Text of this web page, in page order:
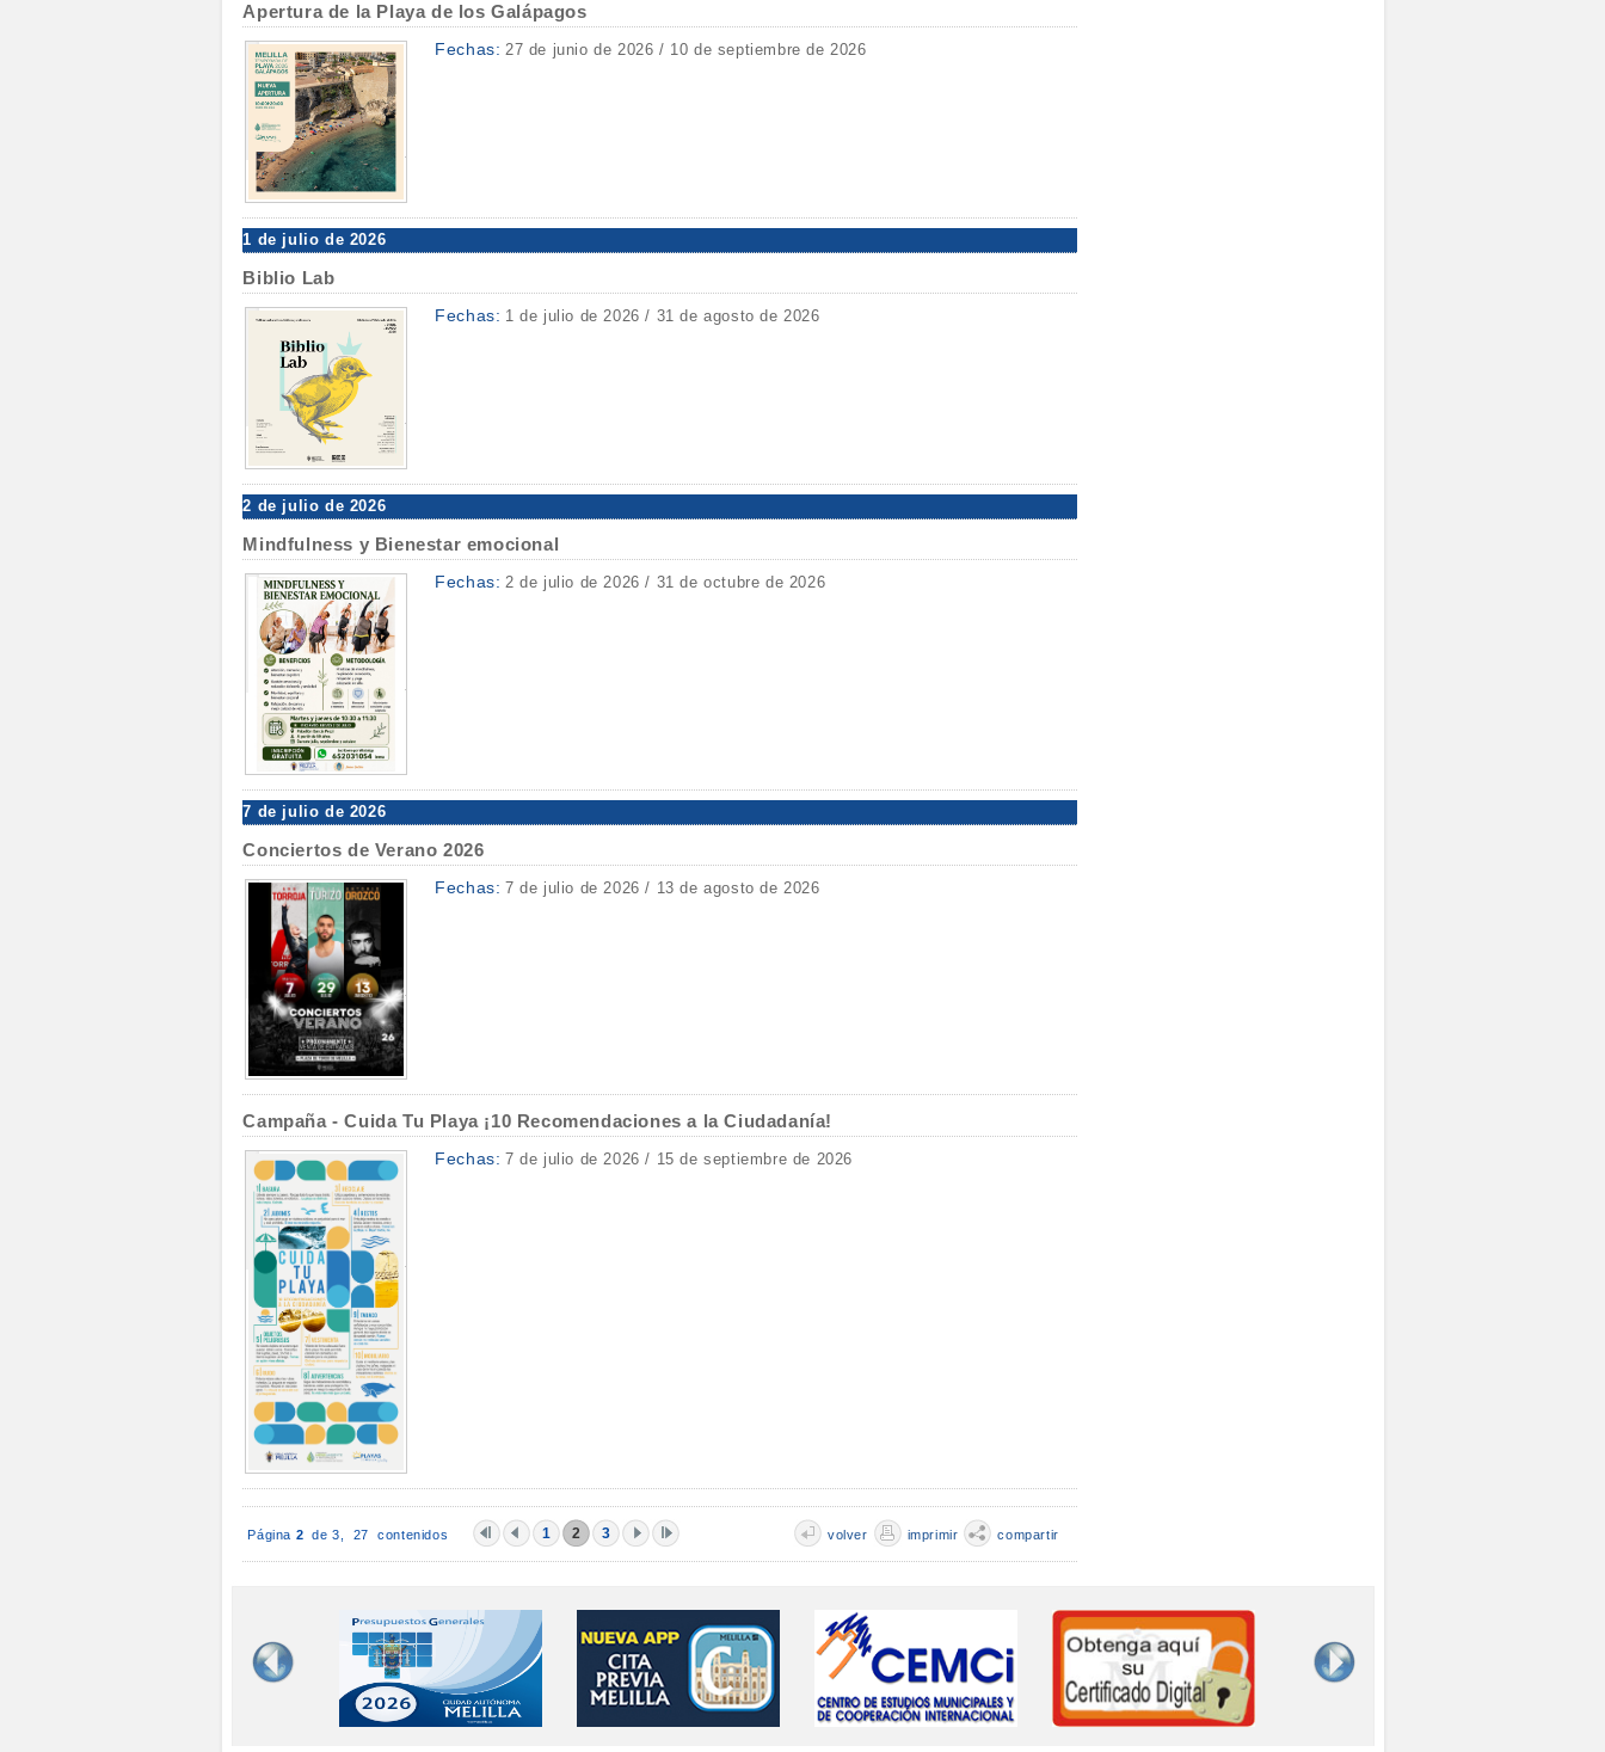
Apertura de la Playa de los Galápagos
Fechas: 27 de junio de 2026 / 10 de septiembre de 2026
1 de julio de 2026
Biblio Lab
Fechas: 1 de julio de 2026 / 31 de agosto de 2026
2 de julio de 2026
Mindfulness y Bienestar emocional
Fechas: 2 de julio de 2026 / 31 de octubre de 2026
7 de julio de 2026
Conciertos de Verano 2026
Fechas: 7 de julio de 2026 / 13 de agosto de 2026
Campaña - Cuida Tu Playa ¡10 Recomendaciones a la Ciudadanía!
Fechas: 7 de julio de 2026 / 15 de septiembre de 2026
Página 2 de 3, 27 contenidos 1 2 3 volver imprimir compartir